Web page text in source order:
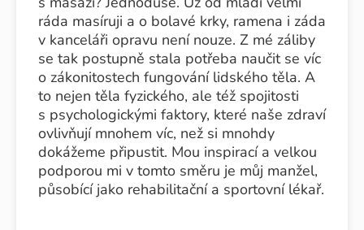
ráda masíruji a o bolavé krky, ramena i záda
v kanceláři opravu není nouze. Z mé záliby
se tak postupně stala potřeba naučit se víc
o zákonitostech fungování lidského těla. A
to nejen těla fyzického, ale též spojitosti
s psychologickými faktory, které naše zdraví
ovlivňují mnohem víc, než si mnohdy
dokážeme připustit. Mou inspirací a velkou
podporou mi v tomto směru je můj manžel,
působící jako rehabilitační a sportovní lékař.